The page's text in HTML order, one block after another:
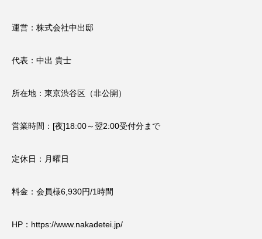
運営：株式会社中出邸​
代表：中出 貴士
所在地：東京渋谷区（非公開）
営業時間：[夜]18:00～翌2:00受付分まで
定休日：月曜日
料金：会員様6,930円/1時間
HP： https://www.nakadetei.jp/